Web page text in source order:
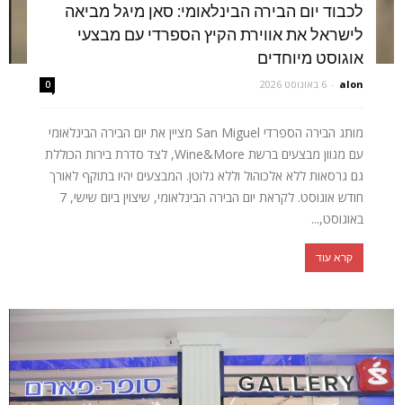
לכבוד יום הבירה הבינלאומי: סאן מיגל מביאה
לישראל את אווירת הקיץ הספרדי עם מבצעי
אוגוסט מיוחדים
alon
- 6 באוגוסט 2026 0
מותג הבירה הספרדי San Miguel מציין את יום הבירה הבינלאומי
עם מגוון מבצעים ברשת Wine&More, לצד סדרת בירות הכוללת
גם גרסאות ללא אלכוהול וללא גלוטן. המבצעים יהיו בתוקף לאורך
חודש אוגוסט. לקראת יום הבירה הבינלאומי, שיצוין ביום שישי, 7
באוגוסט,...
קרא עוד